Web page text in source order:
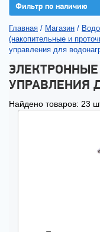
Фильтр по наличию
Главная / Магазин /
(накопительные и
управления для
УПРАВЛЕНИЯ
Найдено товаров: 23